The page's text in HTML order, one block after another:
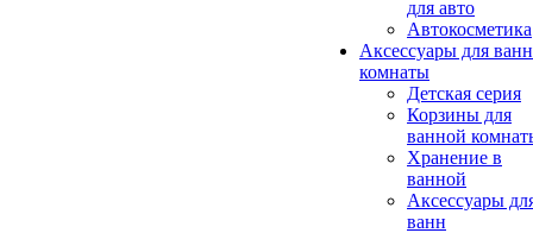
для авто
Автокосметика
Аксессуары для
комнаты
Детская серия
Корзины для
ванной
Хранение в
ванной
Аксессуары
ванн